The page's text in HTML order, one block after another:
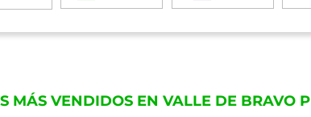
MÁS VENDIDOS EN VALLE DE BRAVO